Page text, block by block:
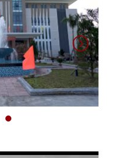
chí Võ Đình
UBND xã tại cuộc
đạo UBND xã
việc phê duyệt Kế
nhà thầu Gói thầu:
Thông tin điện tử